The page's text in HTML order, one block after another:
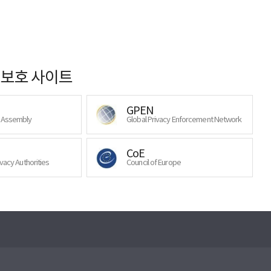
호 사이트
GPEN
Global Privacy Enforcement Network
Authorities
CoE
Council of Europe